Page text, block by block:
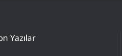
Yazılar